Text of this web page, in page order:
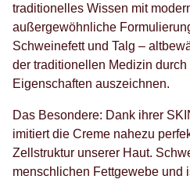
traditionelles Wissen mit
außergewöhnliche
Schweinefett und Talg –
der traditionellen Medizin
Eigenschaften auszeichnen.
Das Besondere: Dank ihrer
imitiert die Creme nahezu
Zellstruktur unserer Haut.
menschlichen Fettgewebe und